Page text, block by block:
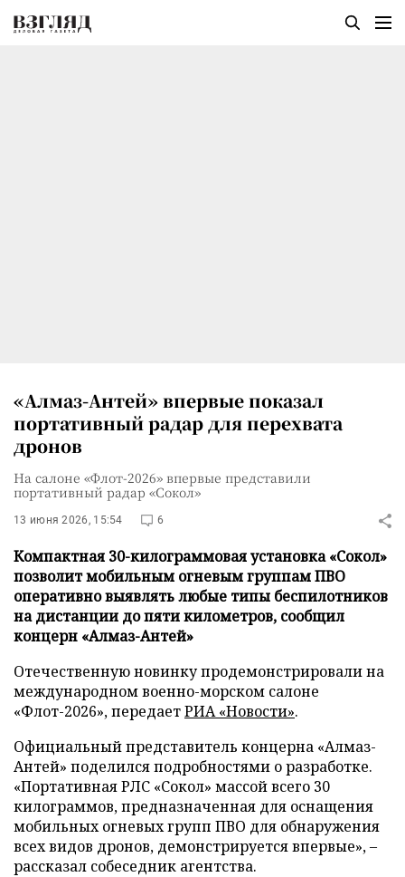
«Алмаз-Антей» впервые показал
портативный радар для перехвата
дронов
На салоне «Флот-2026» впервые представили
портативный радар «Сокол»
13 июня 2026, 15:54 6
Компактная 30-килограммовая установка «Сокол»
позволит мобильным огневым группам ПВО
оперативно выявлять любые типы беспилотников
на дистанции до пяти километров, сообщил
концерн «Алмаз-Антей»
Отечественную новинку продемонстрировали на
международном военно-морском салоне
«Флот-2026», передаетРИА «Новости».
Официальный представитель концерна «Алмаз-
Антей» поделился подробностями о разработке.
«Портативная РЛС «Сокол» массой всего 30
килограммов, предназначенная для оснащения
мобильных огневых групп ПВО для обнаружения
всех видов дронов, демонстрируется впервые», –
рассказал собеседник агентства.